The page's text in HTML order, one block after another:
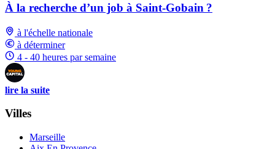
À la recherche d’un job à Saint-Gobain ?
à l'échelle nationale
à déterminer
4 - 40 heures par semaine
lire la suite
Villes
Marseille